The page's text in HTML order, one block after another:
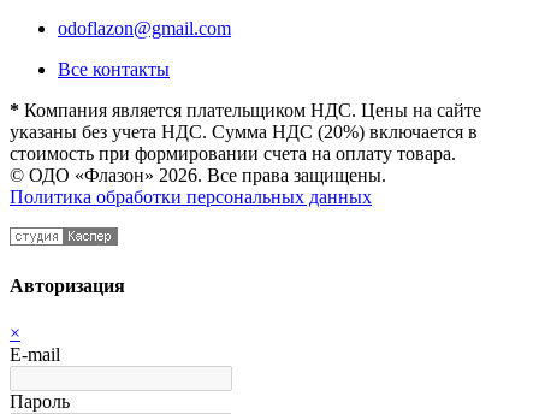
odoflazon@gmail.com
Все контакты
* Компания является плательщиком НДС. Цены на сайте
указаны без учета НДС. Сумма НДС (20%) включается в
стоимость при формировании счета на оплату товара.
© ОДО «Флазон» 2026. Все права защищены.
Политика обработки персональных данных
Авторизация
×
E-mail
Пароль